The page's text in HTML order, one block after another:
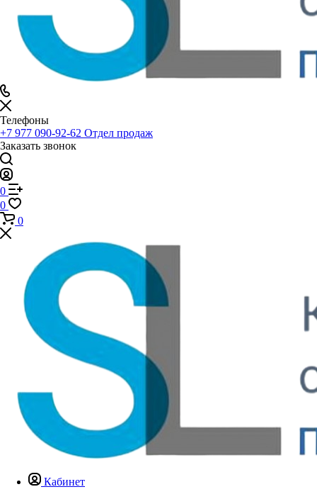
Телефоны
+7 977 090-92-62 Отдел продаж
Заказать звонок
0
0
0
Кабинет